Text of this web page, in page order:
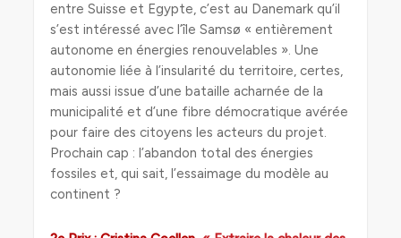
entre Suisse et Egypte, c’est au Danemark qu’il
s’est intéressé avec l’île Samsø « entièrement
autonome en énergies renouvelables ». Une
autonomie liée à l’insularité du territoire, certes,
mais aussi issue d’une bataille acharnée de la
municipalité et d’une fibre démocratique avérée
pour faire des citoyens les acteurs du projet.
Prochain cap : l’abandon total des énergies
fossiles et, qui sait, l’essaimage du modèle au
continent ?